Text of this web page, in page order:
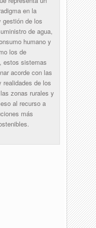
en la
gestión de los
de agua,
humano y
los de
estos sistemas
acorde con las
realidades de los
zonas rurales y
al recurso a
más